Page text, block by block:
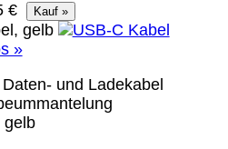
€
gelb
»
und Ladekabel
gelb